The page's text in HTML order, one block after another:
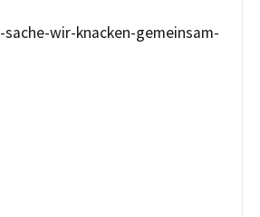
wir-knacken-gemeinsam-